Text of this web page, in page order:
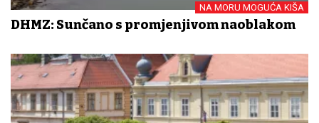
NA MORU MOGUĆA KIŠA
DHMZ: Sunčano s promjenjivom naoblakom